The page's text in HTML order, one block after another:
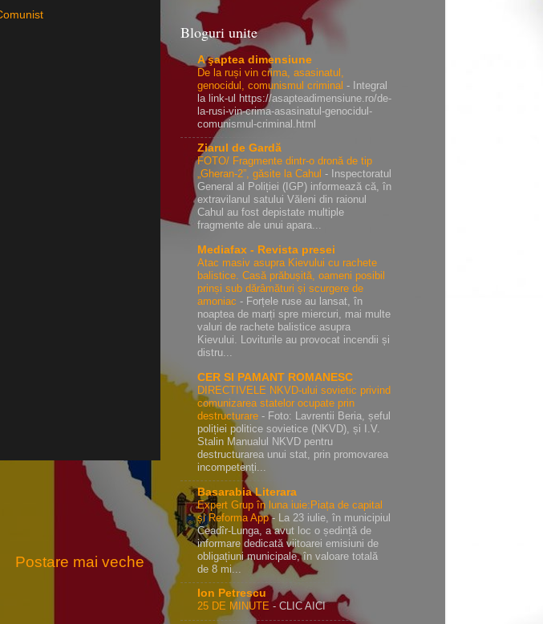
Postare mai veche
Bloguri unite
A şaptea dimensiune
De la ruși vin crima, asasinatul,
genocidul, comunismul criminal - Integral
la link-ul https://asapteadimensiune.ro/de-
la-rusi-vin-crima-asasinatul-genocidul-
comunismul-criminal.html
Ziarul de Gardă
FOTO/ Fragmente dintr-o dronă de tip
„Gheran-2”, găsite la Cahul - Inspectoratul
General al Poliției (IGP) informează că, în
extravilanul satului Văleni din raionul
Cahul au fost depistate multiple
fragmente ale unui apara...
Mediafax - Revista presei
Atac masiv asupra Kievului cu rachete
balistice. Casă prăbușită, oameni posibil
prinși sub dărâmături și scurgere de
amoniac - Forțele ruse au lansat, în
noaptea de marți spre miercuri, mai multe
valuri de rachete balistice asupra
Kievului. Loviturile au provocat incendii și
distru...
CER SI PAMANT ROMANESC
DIRECTIVELE NKVD-ului sovietic privind
comunizarea statelor ocupate prin
destructurare - Foto: Lavrentii Beria, șeful
poliției politice sovietice (NKVD), și I.V.
Stalin Manualul NKVD pentru
destructurarea unui stat, prin promovarea
incompetenți...
Basarabia Literara
Expert Grup în luna iuie:Piața de capital
și Reforma App- La 23 iulie, în municipiul
Ceadîr-Lunga, a avut loc o ședință de
informare dedicată viitoarei emisiuni de
obligațiuni municipale, în valoare totală
de 8 mi...
Ion Petrescu
25 DE MINUTE - CLIC AICI